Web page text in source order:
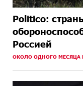
Politico:
Россией
ОКОЛО ОДНОГО МЕСЯЦА